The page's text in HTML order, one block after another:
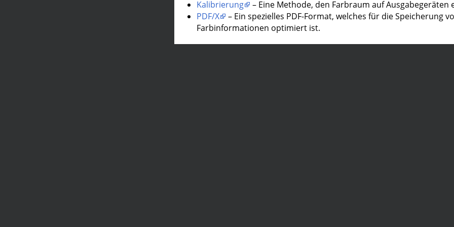
Kalibrierung
– Eine Methode, den Farbraum auf Ausgabegeräten
PDF/X
– Ein spezielles PDF-Format, welches für die Speicherung
Farbinformationen optimiert ist.